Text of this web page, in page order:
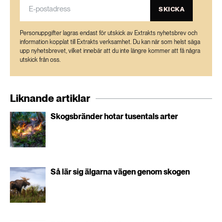
Vatten SKICKA
Personuppgifter lagras endast för utskick av Extrakts nyhetsbrev och
information kopplat till Extrakts verksamhet. Du kan när som helst säga
upp nyhetsbrevet, vilket innebär att du inte längre kommer att få några
utskick från oss.
Liknande artiklar
Skogsbränder hotar tusentals arter
Så lär sig älgarna vägen genom skogen